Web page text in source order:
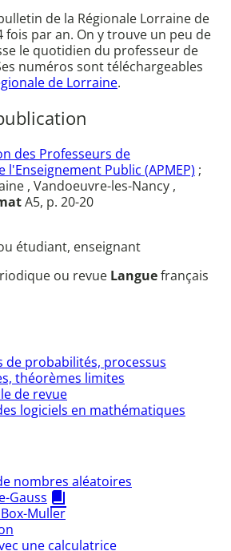
de la Régionale Lorraine de
fois par an. On y trouve un peu de
le quotidien du professeur de
numéros sont téléchargeables
de Lorraine.
des Professeurs de
Public (APMEP) ;
, Vandoeuvre-les-Nancy ,
A5, p. 20-20
étudiant, enseignant
ou revue Languefrançais
de probabilités, processus
théorèmes limites
de revue
logiciels en mathématiques
nombres aléatoires
Gauss
Muller
une calculatrice